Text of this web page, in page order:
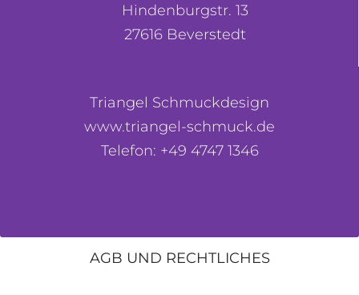
Hindenburgstr. 13
27616 Beverstedt
Triangel Schmuckdesign
www.triangel-schmuck.de
Telefon: +49 4747 1346
AGB UND RECHTLICHES